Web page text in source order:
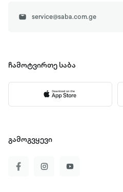
service@saba.com.ge
ჩამოტვირთე საბა
გამოგვყევი